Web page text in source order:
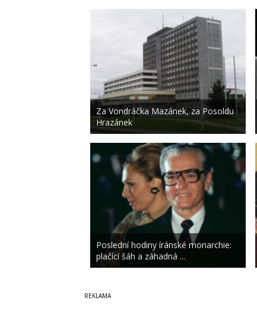
Za Vondráčka Mazánek, za Posoldu
Hrazánek
Poslední hodiny íránské monarchie:
plačící šáh a záhadná ...